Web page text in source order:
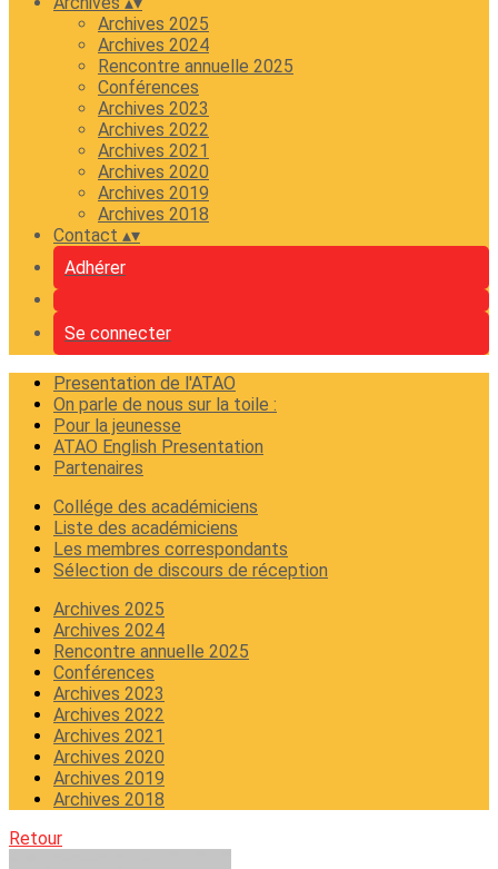
Archives 2025
Archives 2024
Rencontre annuelle 2025
Conférences
Archives 2023
Archives 2022
Archives 2021
Archives 2020
Archives 2019
Archives 2018
Contact ▴▾
Adhérer
Se connecter
Presentation de l'ATAO
On parle de nous sur la toile :
Pour la jeunesse
ATAO English Presentation
Partenaires
Collége des académiciens
Liste des académiciens
Les membres correspondants
Sélection de discours de réception
Archives 2025
Archives 2024
Rencontre annuelle 2025
Conférences
Archives 2023
Archives 2022
Archives 2021
Archives 2020
Archives 2019
Archives 2018
Retour